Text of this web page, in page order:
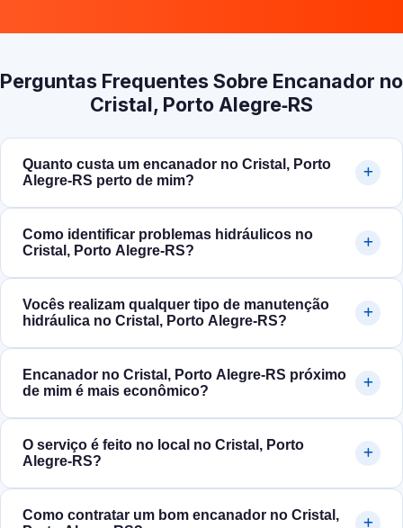
Perguntas Frequentes Sobre Encanador no
Cristal, Porto Alegre‑RS
Quanto custa um encanador no Cristal, Porto
Alegre‑RS perto de mim?
Como identificar problemas hidráulicos no
Cristal, Porto Alegre‑RS?
Vocês realizam qualquer tipo de manutenção
hidráulica no Cristal, Porto Alegre‑RS?
Encanador no Cristal, Porto Alegre‑RS próximo
de mim é mais econômico?
O serviço é feito no local no Cristal, Porto
Alegre‑RS?
Como contratar um bom encanador no Cristal,